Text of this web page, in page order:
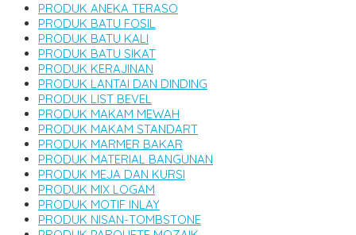
PRODUK ANEKA TERASO
PRODUK BATU FOSIL
PRODUK BATU KALI
PRODUK BATU SIKAT
PRODUK KERAJINAN
PRODUK LANTAI DAN DINDING
PRODUK LIST BEVEL
PRODUK MAKAM MEWAH
PRODUK MAKAM STANDART
PRODUK MARMER BAKAR
PRODUK MATERIAL BANGUNAN
PRODUK MEJA DAN KURSI
PRODUK MIX LOGAM
PRODUK MOTIF INLAY
PRODUK NISAN-TOMBSTONE